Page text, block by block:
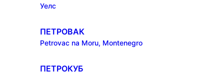
Уелс
ПЕТРОВАК
Petrovac na Moru, Montenegro
ПЕТРОКУБ